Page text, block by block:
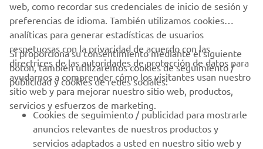
CORPORATIVO
PROFESIONALES
MÁS YAMAHA
web, como recordar sus credenciales de inicio de sesión y
preferencias de idioma. También utilizamos cookies
analíticas para generar estadísticas de usuarios
respetuosas con la privacidad de acuerdo con las
directrices de las autoridades de protección de datos para
ayudarnos a comprender cómo los visitantes usan nuestro
sitio web y para mejorar nuestro sitio web, productos,
servicios y esfuerzos de marketing.
Si proporciona su consentimiento mediante el siguiente
botón, también utilizaremos cookies de seguimiento /
publicidad y cookies de redes sociales:
Cookies de seguimiento / publicidad para mostrarle
anuncios relevantes de nuestros productos y
servicios adaptados a usted en nuestro sitio web y